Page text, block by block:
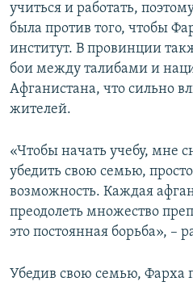
учиться и работать,
была против того, чтобы
институт. В провинции
бои между талибами и
Афганистана, что сильно
жителей.
«Чтобы начать учебу, мне
убедить свою семью,
возможность. Каждая
преодолеть множество
это постоянная борьба», –
Убедив свою семью, Фарха